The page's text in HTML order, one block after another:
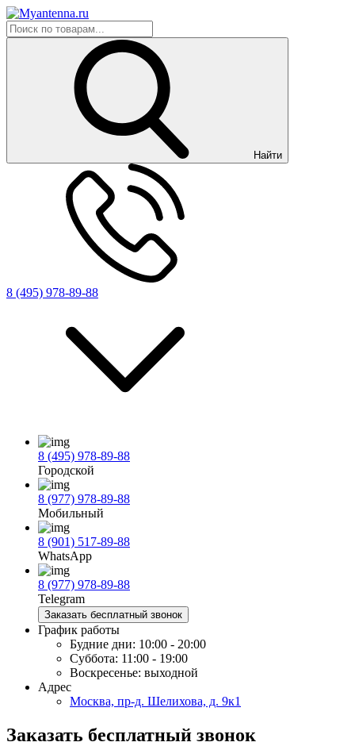
Найти
8 (495) 978-89-88
8 (495) 978-89-88
Городской
8 (977) 978-89-88
Мобильный
8 (901) 517-89-88
WhatsApp
8 (977) 978-89-88
Telegram
Заказать бесплатный звонок
График работы
Будние дни: 10:00 - 20:00
Суббота: 11:00 - 19:00
Воскресенье: выходной
Адрес
Москва, пр-д. Шелихова, д. 9к1
Заказать бесплатный звонок